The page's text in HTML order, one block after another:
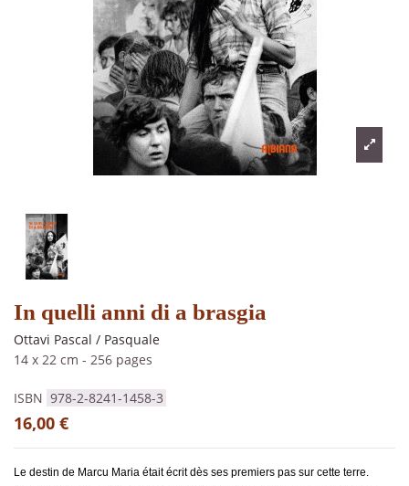
In quelli anni di a brasgia
Ottavi Pascal / Pasquale
14 x 22 cm - 256 pages
ISBN 978-2-8241-1458-3
16,00 €
Le destin de Marcu Maria était écrit dès ses premiers pas sur cette terre.